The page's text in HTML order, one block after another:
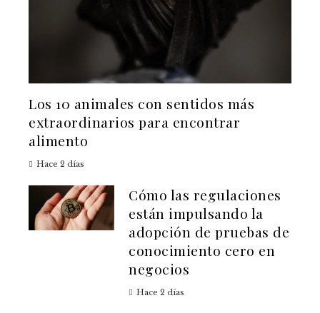
Los 10 animales con sentidos más
extraordinarios para encontrar
alimento
Hace 2 días
Cómo las regulaciones
están impulsando la
adopción de pruebas de
conocimiento cero en
negocios
Hace 2 días